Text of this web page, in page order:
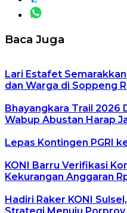
Baca Juga
Lari Estafet
dan Warga di Soppeng
Bhayangkara Trail 2026
Wabup Abustan Harap
Lepas Kontingen PGRI
KONI Barru Verifikasi
Kekurangan Anggaran
Hadiri Raker KONI